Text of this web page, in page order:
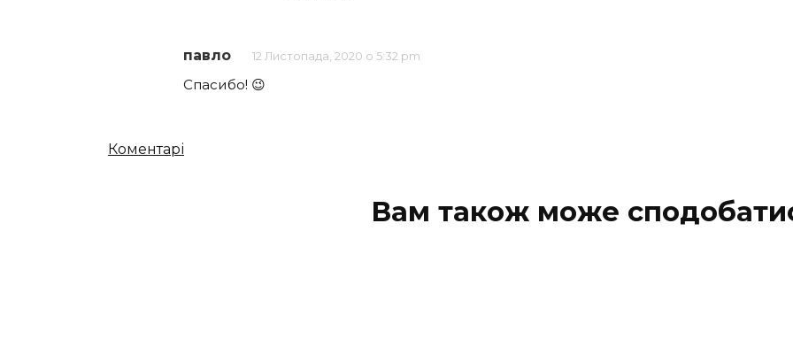
павло 12 Листопада, 2020 о 5:32 pm
Спасибо! 😉
Кількість
Коментарі
Вам також може